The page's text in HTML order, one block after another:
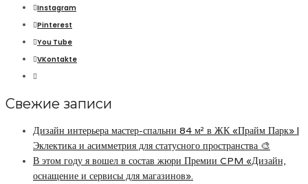
Instagram
Pinterest
You Tube
VKontakte
Свежие записи
Дизайн интерьера мастер-спальни 84 м² в ЖК «Прайм Парк» |
Эклектика и асимметрия для статусного пространства 🎨
В этом году я вошел в состав жюри Премии CPM «Дизайн,
оснащение и сервисы для магазинов».